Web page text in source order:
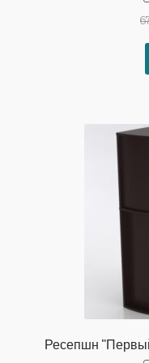
Ресепшн